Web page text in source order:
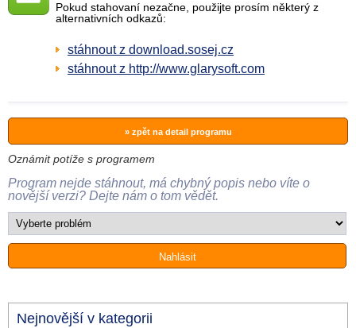
Pokud stahovaní nezačne, použijte prosím některý z
alternativních odkazů:
stáhnout z download.sosej.cz
stáhnout z http://www.glarysoft.com
» zpět na detail programu
Oznámit potíže s programem
Program nejde stáhnout, má chybný popis nebo víte o
novější verzi? Dejte nám o tom vědět.
Nejnovější v kategorii